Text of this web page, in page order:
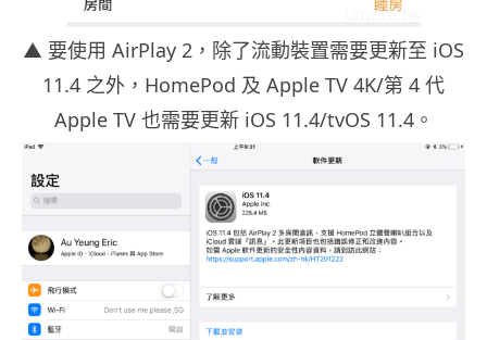
▲ 要使用 AirPlay 2，除了流動裝置需要更新至 iOS
11.4 之外，HomePod 及 Apple TV 4K/第 4 代
Apple TV 也需要更新 iOS 11.4/tvOS 11.4。